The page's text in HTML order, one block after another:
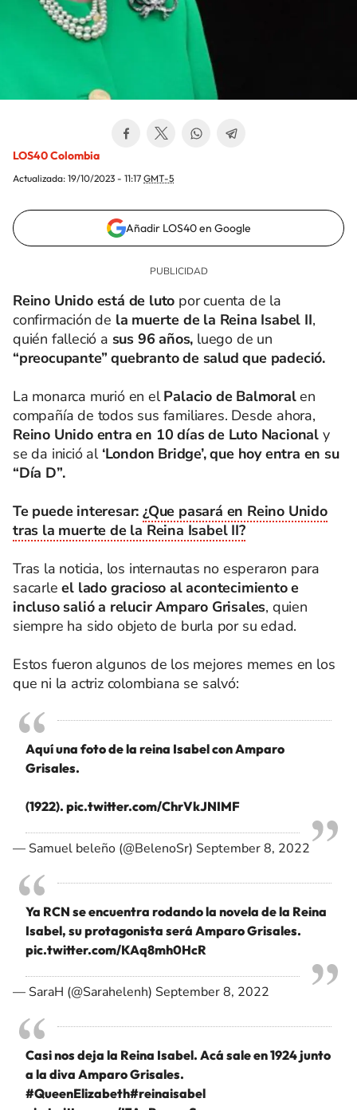
LOS40 Colombia
Actualizada: 19/10/2023 - 11:17 GMT-5
Añadir LOS40 en Google
Reino Unido está de luto por cuenta de la
confirmación de la muerte de la Reina Isabel II,
quién falleció a sus 96 años, luego de un
“preocupante” quebranto de salud que padeció.
La monarca murió en elPalacio de Balmoralen
compañía de todos sus familiares. Desde ahora,
Reino Unido entra en 10 días de Luto Nacional y
se da inició al ‘London Bridge’, que hoy entra en su
“Día D”.
Te puede interesar:¿Que pasará en Reino Unido
tras la muerte de la Reina Isabel II?
Tras la noticia, los internautas no esperaron para
sacarleel lado gracioso al acontecimiento e
incluso salió a relucir Amparo Grisales, quien
siempre ha sido objeto de burla por su edad.
Estos fueron algunos de los mejores memes en los
que ni la actriz colombiana se salvó:
Aquí una foto de la reina Isabel con Amparo
Grisales.
(1922). pic.twitter.com/ChrVkJNIMF
— Samuel beleño (@BelenoSr) September 8, 2022
Ya RCN se encuentra rodando la novela de la Reina
Isabel, su protagonista será Amparo Grisales.
pic.twitter.com/KAq8mh0HcR
— SaraH (@Sarahelenh) September 8, 2022
Casi nos deja la Reina Isabel. Acá sale en 1924 junto
a la diva Amparo Grisales.
#QueenElizabeth#reinaisabel